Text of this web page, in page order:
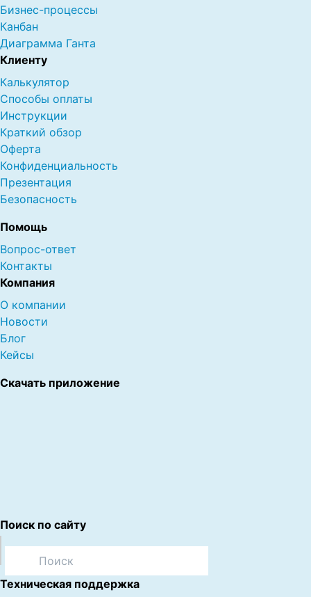
Бизнес-процессы
Канбан
Диаграмма Ганта
Клиенту
Калькулятор
Способы оплаты
Инструкции
Краткий обзор
Оферта
Конфиденциальность
Презентация
Безопасность
Помощь
Вопрос-ответ
Контакты
Компания
О компании
Новости
Блог
Кейсы
Скачать приложение
Поиск по сайту
Техническая поддержка